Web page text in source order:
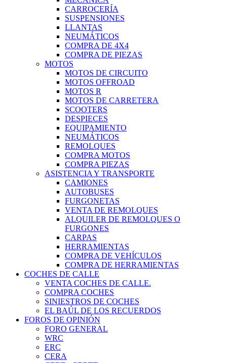
CARROCERÍA
SUSPENSIONES
LLANTAS
NEUMÁTICOS
COMPRA DE 4X4
COMPRA DE PIEZAS
MOTOS
MOTOS DE CIRCUITO
MOTOS OFFROAD
MOTOS R
MOTOS DE CARRETERA
SCOOTERS
DESPIECES
EQUIPAMIENTO
NEUMÁTICOS
REMOLQUES
COMPRA MOTOS
COMPRA PIEZAS
ASISTENCIA Y TRANSPORTE
CAMIONES
AUTOBUSES
FURGONETAS
VENTA DE REMOLQUES
ALQUILER DE REMOLQUES O
FURGONES
CARPAS
HERRAMIENTAS
COMPRA DE VEHÍCULOS
COMPRA DE HERRAMIENTAS
COCHES DE CALLE
VENTA COCHES DE CALLE.
COMPRA COCHES
SINIESTROS DE COCHES
EL BAÚL DE LOS RECUERDOS
FOROS DE OPINIÓN
FORO GENERAL
WRC
ERC
CERA